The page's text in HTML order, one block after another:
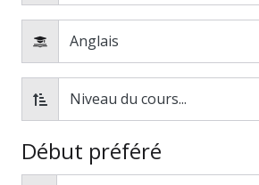
Début préféré